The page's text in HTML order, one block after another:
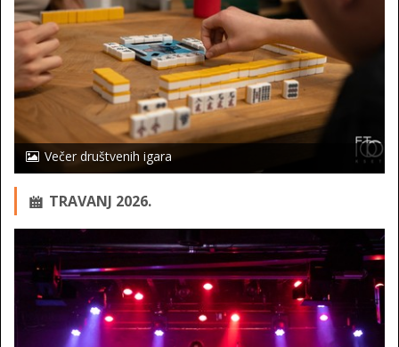
Večer društvenih igara
TRAVANJ 2026.